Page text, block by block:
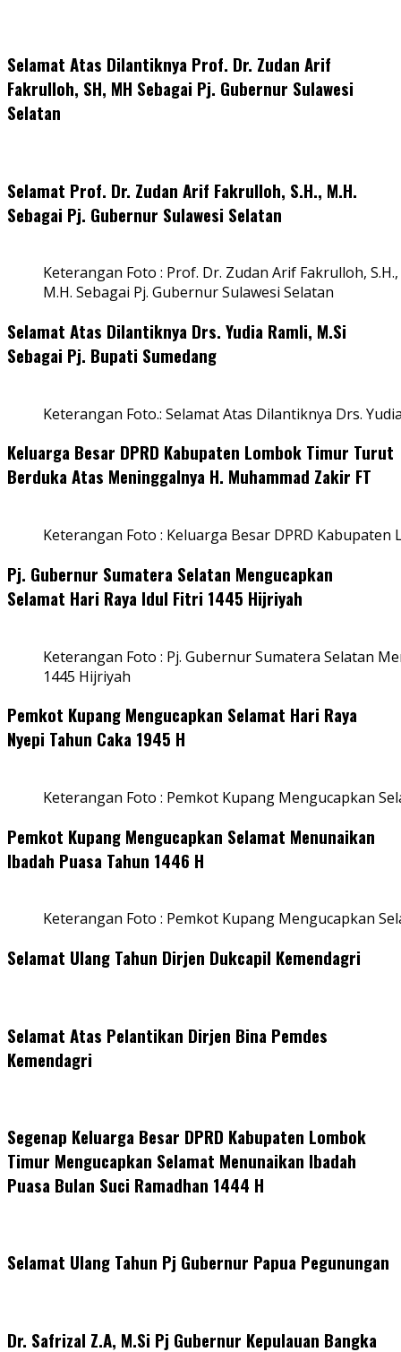
Selamat Atas Dilantiknya Prof. Dr. Zudan Arif
Fakrulloh, SH, MH Sebagai Pj. Gubernur Sulawesi
Selatan
Selamat Prof. Dr. Zudan Arif Fakrulloh, S.H., M.H.
Sebagai Pj. Gubernur Sulawesi Selatan
Keterangan Foto : Prof. Dr. Zudan Arif Fakrulloh, S.H.,
M.H. Sebagai Pj. Gubernur Sulawesi Selatan
Selamat Atas Dilantiknya Drs. Yudia Ramli, M.Si
Sebagai Pj. Bupati Sumedang
Keterangan Foto.: Selamat Atas Dilantiknya Drs.
Keluarga Besar DPRD Kabupaten Lombok Timur Turut
Berduka Atas Meninggalnya H. Muhammad Zakir FT
Keterangan Foto : Keluarga Besar DPRD
Pj. Gubernur Sumatera Selatan Mengucapkan
Selamat Hari Raya Idul Fitri 1445 Hijriyah
Keterangan Foto : Pj. Gubernur Sumatera Selatan
1445 Hijriyah
Pemkot Kupang Mengucapkan Selamat Hari Raya
Nyepi Tahun Caka 1945 H
Keterangan Foto : Pemkot Kupang Mengucapkan
Pemkot Kupang Mengucapkan Selamat Menunaikan
Ibadah Puasa Tahun 1446 H
Keterangan Foto : Pemkot Kupang Mengucapkan
Selamat Ulang Tahun Dirjen Dukcapil Kemendagri
Selamat Atas Pelantikan Dirjen Bina Pemdes
Kemendagri
Segenap Keluarga Besar DPRD Kabupaten Lombok
Timur Mengucapkan Selamat Menunaikan Ibadah
Puasa Bulan Suci Ramadhan 1444 H
Selamat Ulang Tahun Pj Gubernur Papua Pegunungan
Dr. Safrizal Z.A, M.Si Pj Gubernur Kepulauan Bangka